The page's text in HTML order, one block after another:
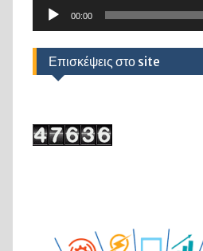
00:00
Επισκέψεις στο site